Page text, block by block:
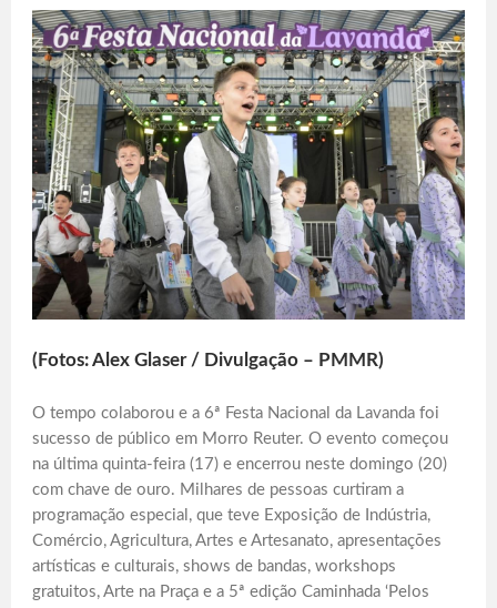
(Fotos: Alex Glaser / Divulgação – PMMR)
O tempo colaborou e a 6ª Festa Nacional da Lavanda foi
sucesso de público em Morro Reuter. O evento começou
na última quinta-feira (17) e encerrou neste domingo (20)
com chave de ouro. Milhares de pessoas curtiram a
programação especial, que teve Exposição de Indústria,
Comércio, Agricultura, Artes e Artesanato, apresentações
artísticas e culturais, shows de bandas, workshops
gratuitos, Arte na Praça e a 5ª edição Caminhada ‘Pelos